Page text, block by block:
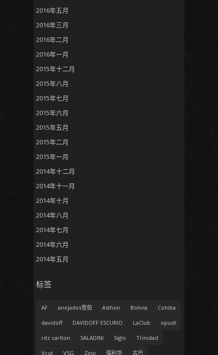
2016年五月
2016年三月
2016年二月
2016年一月
2015年十二月
2015年八月
2015年七月
2015年六月
2015年五月
2015年二月
2015年一月
2014年十二月
2014年十一月
2014年十月
2014年八月
2014年七月
2014年六月
2014年五月
标签
AF anejados雪茄 Asthon Bolivia Cohiba
davidoff DAVIDOFF ESCURIO LaClub opusX
ritz carlton SALADINI Siglo Trinidad
Vcut VSG Zino 保利华 古巴